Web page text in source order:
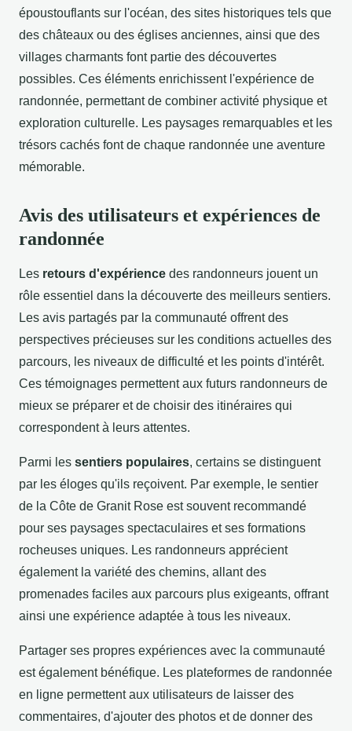
époustouflants sur l'océan, des sites historiques tels que
des châteaux ou des églises anciennes, ainsi que des
villages charmants font partie des découvertes
possibles. Ces éléments enrichissent l'expérience de
randonnée, permettant de combiner activité physique et
exploration culturelle. Les paysages remarquables et les
trésors cachés font de chaque randonnée une aventure
mémorable.
Avis des utilisateurs et expériences de
randonnée
Les retours d'expérience des randonneurs jouent un
rôle essentiel dans la découverte des meilleurs sentiers.
Les avis partagés par la communauté offrent des
perspectives précieuses sur les conditions actuelles des
parcours, les niveaux de difficulté et les points d'intérêt.
Ces témoignages permettent aux futurs randonneurs de
mieux se préparer et de choisir des itinéraires qui
correspondent à leurs attentes.
Parmi les sentiers populaires, certains se distinguent
par les éloges qu'ils reçoivent. Par exemple, le sentier
de la Côte de Granit Rose est souvent recommandé
pour ses paysages spectaculaires et ses formations
rocheuses uniques. Les randonneurs apprécient
également la variété des chemins, allant des
promenades faciles aux parcours plus exigeants, offrant
ainsi une expérience adaptée à tous les niveaux.
Partager ses propres expériences avec la communauté
est également bénéfique. Les plateformes de randonnée
en ligne permettent aux utilisateurs de laisser des
commentaires, d'ajouter des photos et de donner des